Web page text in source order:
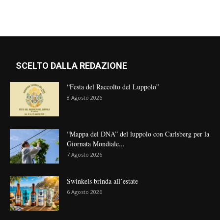
SCELTO DALLA REDAZIONE
“Festa del Raccolto del Luppolo”
8 Agosto 2026
“Mappa del DNA” del luppolo con Carlsberg per la
Giornata Mondiale...
7 Agosto 2026
Swinkels brinda all’estate
6 Agosto 2026